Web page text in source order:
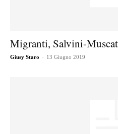
Migranti, Salvini-
Giusy Staro - 13 Giugno 2019